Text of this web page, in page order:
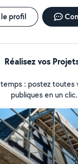
profil
Réalisez vos
: postez toutes
publiques en un clic.